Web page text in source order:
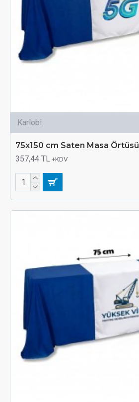
Karlobi
75x150 cm Saten Masa Örtüsü
357,44 TL +KDV